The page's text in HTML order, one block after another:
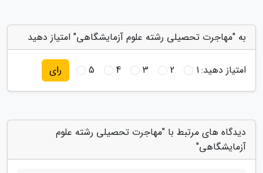
به "مهاجرت تحصیلی رشته علوم آزمایشگاهی" امتیاز دهید
امتیاز دهید:1
2
3
4
5 رای
دیدگاه های مرتبط با "مهاجرت تحصیلی رشته علوم
آزمایشگاهی"